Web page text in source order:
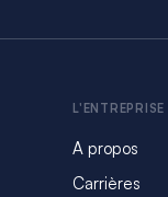
A propos
Carrières